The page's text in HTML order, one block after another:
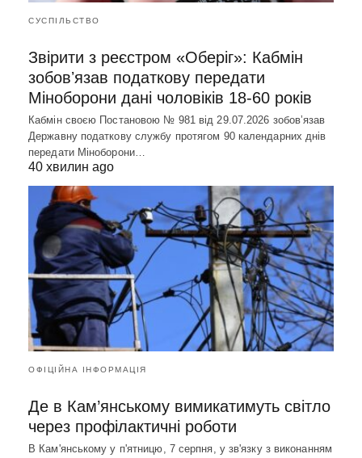
СУСПІЛЬСТВО
Звірити з реєстром «Оберіг»: Кабмін
зобовʼязав податкову передати
Міноборони дані чоловіків 18-60 років
Кабмін своєю Постановою № 981 від 29.07.2026 зобовʼязав
Державну податкову службу протягом 90 календарних днів
передати Міноборони…
40 хвилин ago
ОФІЦІЙНА ІНФОРМАЦІЯ
Де в Кам’янському вимикатимуть світло
через профілактичні роботи
В Кам'янському у п'ятницю, 7 серпня, у зв'язку з виконанням